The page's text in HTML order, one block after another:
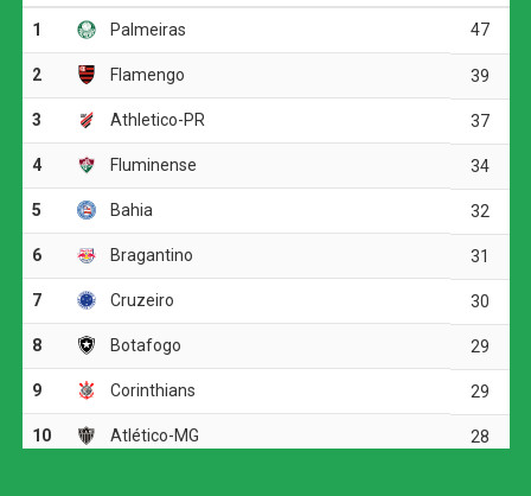
Screenshot
O triunfo espanhol guardou semelhanças
impressionantes com a primeira conquista mundial do
país, em 2010. Assim como naquela ocasião, quando
Andrés Iniesta, então jogador do Barcelona, decidiu a
final contra a Holanda na prorrogação, desta vez foi um
atleta do mesmo clube — Ferrán Torres — quem
apareceu no momento decisivo para balançar as redes e
garantir o bicampeonato.